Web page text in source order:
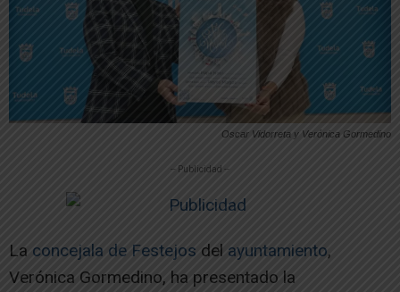
Oscar Vidorreta y Verónica Gormedino
-- Publicidad --
La concejala de Festejos del ayuntamiento,
Verónica Gormedino, ha presentado la